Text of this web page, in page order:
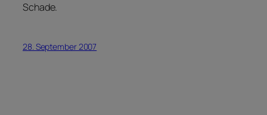
Schade.
28. September 2007